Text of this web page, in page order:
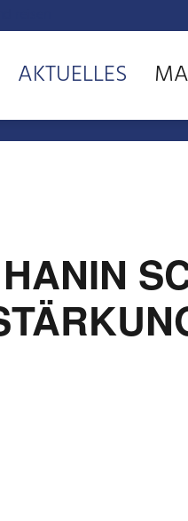
AKTUELLES